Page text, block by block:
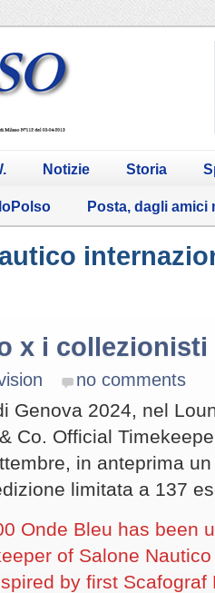
Notizie Storia
Posta, dagli amici
x i collezionisti
no comments
Genova 2024, nel
Co. Official
in anteprima
limitata a 137
Onde Bleu has been
of Salone
by first Scafograf